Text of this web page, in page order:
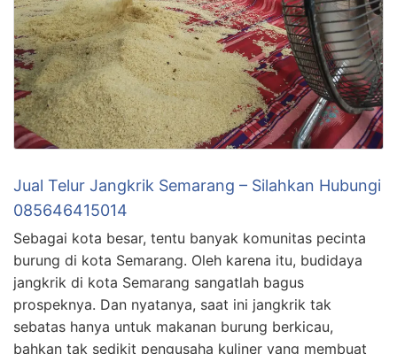
Jual Telur Jangkrik Semarang – Silahkan Hubungi
085646415014
Sebagai kota besar, tentu banyak komunitas pecinta
burung di kota Semarang. Oleh karena itu, budidaya
jangkrik di kota Semarang sangatlah bagus
prospeknya. Dan nyatanya, saat ini jangkrik tak
sebatas hanya untuk makanan burung berkicau,
bahkan tak sedikit pengusaha kuliner yang membuat